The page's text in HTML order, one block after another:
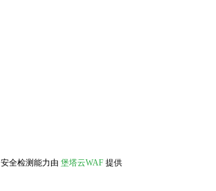
安全检测能力由 堡塔云WAF 提供